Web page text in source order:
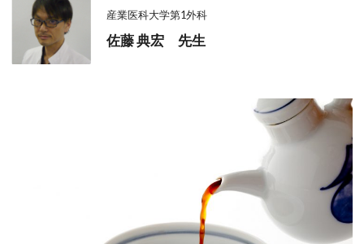
産業医科大学第1外科
佐藤 典宏 先生